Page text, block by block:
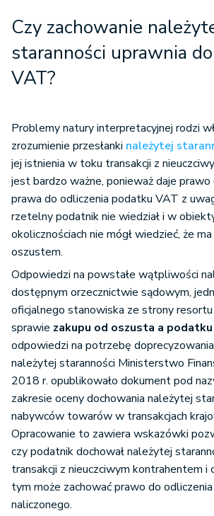
Czy zachowanie
staranności uprawnia
VAT?
Problemy natury interpretacyjnej rodzi
zrozumienie przesłanki należytej
jej istnienia w toku transakcji z
jest bardzo ważne, ponieważ daje
prawa do odliczenia podatku VAT z
rzetelny podatnik nie wiedział i w
okolicznościach nie mógł wiedzieć, że
oszustem.
Odpowiedzi na powstałe wątpliwości
dostępnym orzecznictwie sądowym,
oficjalnego stanowiska ze strony
sprawie zakupu od oszusta a
odpowiedzi na potrzebę
należytej staranności Ministerstwo
2018 r. opublikowało dokument pod
zakresie oceny dochowania należytej
nabywców towarów w transakcjach
Opracowanie to zawiera wskazówki
czy podatnik dochował należytej
transakcji z nieuczciwym kontrahentem i
tym może zachować prawo do
naliczonego.